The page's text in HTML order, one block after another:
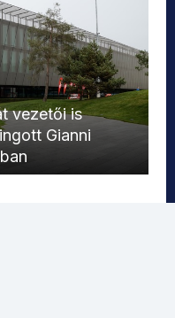
vezetői is
Gianni